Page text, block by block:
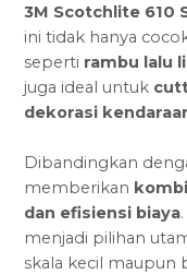
3M Scotchlite 610
ini tidak hanya
seperti rambu lalu
juga ideal untuk
dekorasi
Dibandingkan
memberikan
dan efisiensi biaya
menjadi pilihan
skala kecil maupun